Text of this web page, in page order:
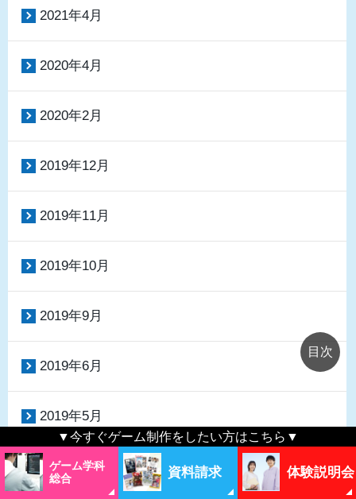
2021年4月
2020年4月
2020年2月
2019年12月
2019年11月
2019年10月
2019年9月
2019年6月
2019年5月
2019年4月
▼今すぐゲーム制作をしたい方はこちら▼
ゲーム学科
総合
資料請求 体験説明会